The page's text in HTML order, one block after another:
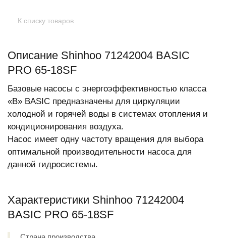
К списку товаров
Описание Shinhoo 71242004 BASIC
PRO 65-18SF
Базовые насосы с энергоэффективностью класса
«B» BASIC предназначены для циркуляции
холодной и горячей воды в системах отопления и
кондиционирования воздуха.
Насос имеет одну частоту вращения для выбора
оптимальной производительности насоса для
данной гидросистемы.
Характеристики Shinhoo 71242004
BASIC PRO 65-18SF